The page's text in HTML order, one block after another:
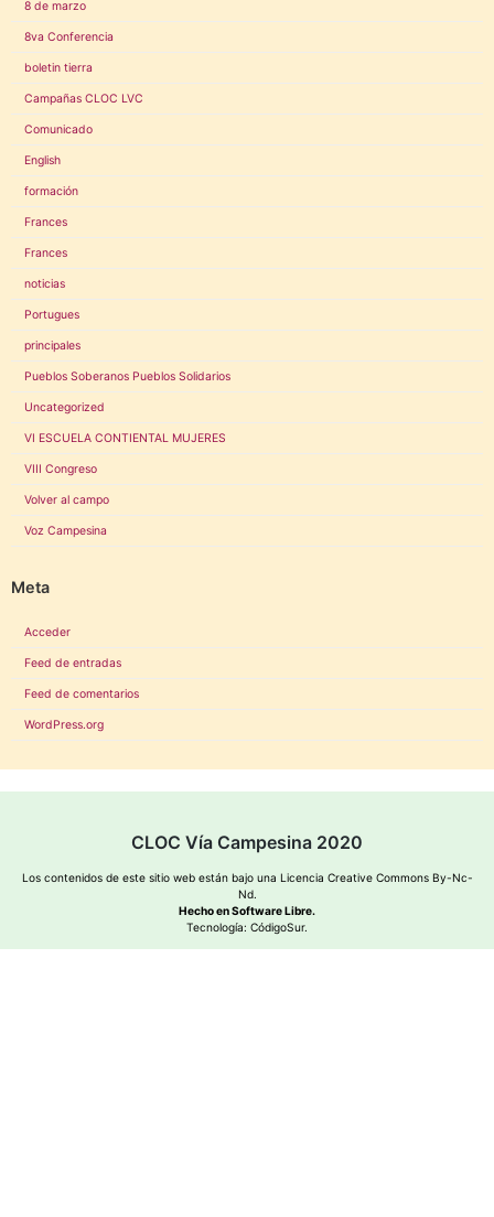
8 de marzo
8va Conferencia
boletin tierra
Campañas CLOC LVC
Comunicado
English
formación
Frances
Frances
noticias
Portugues
principales
Pueblos Soberanos Pueblos Solidarios
Uncategorized
VI ESCUELA CONTIENTAL MUJERES
VIII Congreso
Volver al campo
Voz Campesina
Meta
Acceder
Feed de entradas
Feed de comentarios
WordPress.org
CLOC Vía Campesina 2020
Los contenidos de este sitio web están bajo una Licencia Creative Commons By-Nc-
Nd.
Hecho en Software Libre.
Tecnología: CódigoSur.